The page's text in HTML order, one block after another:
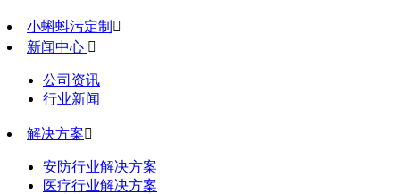
小蝌蚪污定制 
新闻中心 
公司资讯
行业新闻
解决方案
安防行业解决方案
医疗行业解决方案